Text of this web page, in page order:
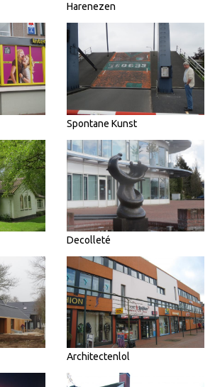
Harenezen
Spontane Kunst
Decolleté
Architectenlol